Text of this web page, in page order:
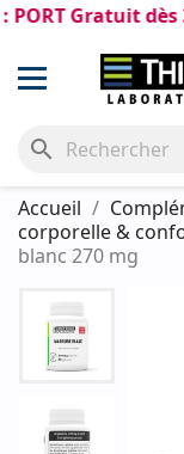
Gratuit dès 30€
search
Accueil
corporelle &
blanc 270 mg